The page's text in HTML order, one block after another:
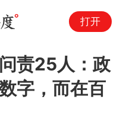
打开
责25人：政
字，而在百